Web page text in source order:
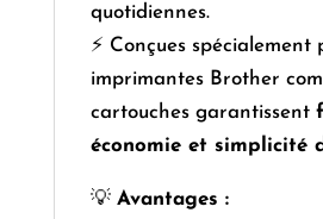
quotidiennes.
⚡ Conçues spécialement
imprimantes Brother
cartouches garantissent
économie et simplicité
💡 Avantages :